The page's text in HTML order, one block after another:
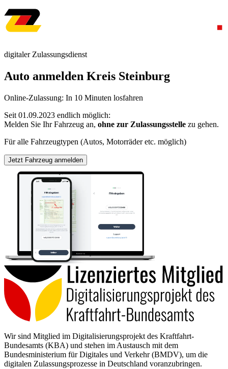
digitaler Zulassungsdienst
Auto anmelden Kreis Steinburg
Online-Zulassung: In 10 Minuten losfahren
Seit 01.09.2023 endlich möglich:
Melden Sie Ihr Fahrzeug an, ohne zur Zulassungsstelle zu gehen.
Für alle Fahrzeugtypen (Autos, Motorräder etc. möglich)
Jetzt Fahrzeug anmelden
Wir sind Mitglied im Digitalisierungsprojekt des Kraftfahrt-
Bundesamts (KBA) und stehen im Austausch mit dem
Bundesministerium für Digitales und Verkehr (BMDV), um die
digitalen Zulassungsprozesse in Deutschland voranzubringen.